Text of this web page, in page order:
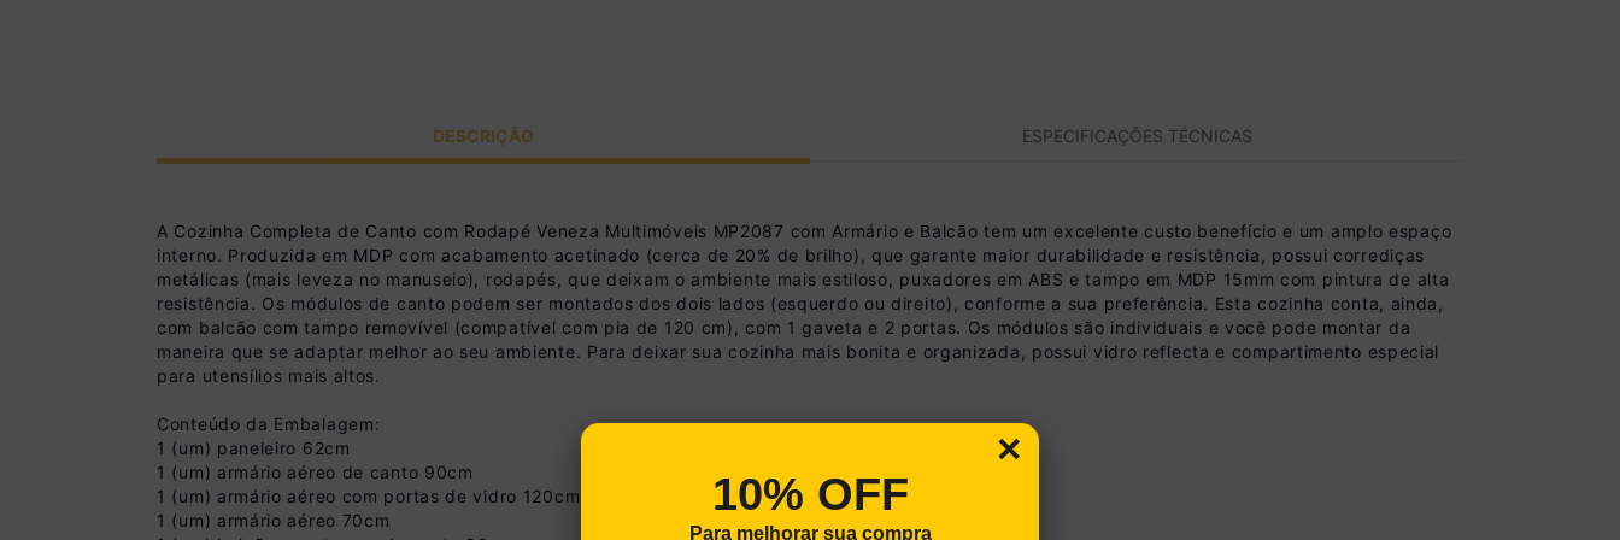
DESCRIÇÃO ESPECIFICAÇÕES TÉCNICAS
A Cozinha Completa de Canto com Rodapé Veneza Multimóveis MP2087 com Armário e Balcão tem um excelente custo benefício e um amplo espaço
interno. Produzida em MDP com acabamento acetinado (cerca de 20% de brilho), que garante maior durabilidade e resistência, possui corrediças
metálicas (mais leveza no manuseio), rodapés, que deixam o ambiente mais estiloso, puxadores em ABS e tampo em MDP 15mm com pintura de alta
resistência. Os módulos de canto podem ser montados dos dois lados (esquerdo ou direito), conforme a sua preferência. Esta cozinha conta, ainda,
com balcão com tampo removível (compatível com pia de 120 cm), com 1 gaveta e 2 portas. Os módulos são individuais e você pode montar da
maneira que se adaptar melhor ao seu ambiente. Para deixar sua cozinha mais bonita e organizada, possui vidro reflecta e compartimento especial
para utensílios mais altos.
Conteúdo da Embalagem:
1 (um) paneleiro 62cm
1 (um) armário aéreo de canto 90cm
1 (um) armário aéreo com portas de vidro 120cm
1 (um) armário aéreo 70cm
×
10% OFF
Para melhorar sua compra